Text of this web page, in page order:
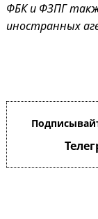
ФБК и ФЗПГ
иностранных